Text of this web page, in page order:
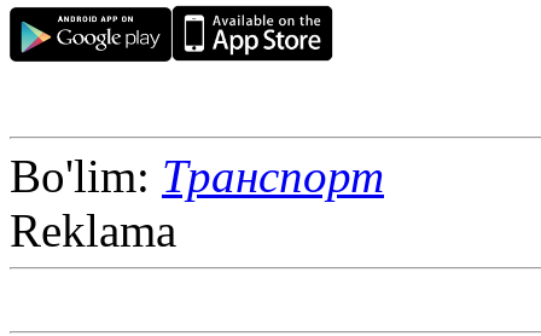
Bo'lim: Транспорт
Reklama